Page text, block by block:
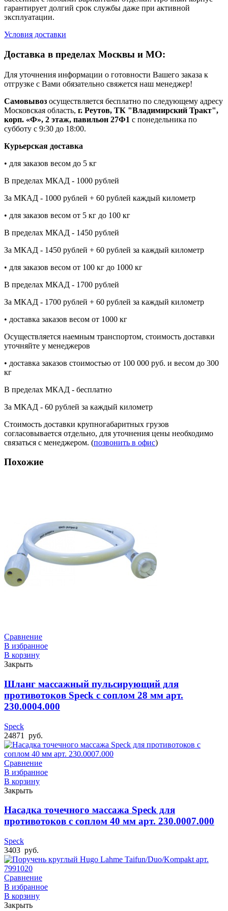
гарантирует долгий срок службы даже при активной
эксплуатации.
Условия доставки
Доставка в пределах Москвы и МО:
Для уточнения информации о готовности Вашего заказа к
отгрузке с Вами обязательно свяжется наш менеджер!
Самовывоз осуществляется бесплатно по следующему адресу
Московская область, г. Реутов, ТК "Владимирский Тракт",
корп. «Ф», 2 этаж, павильон 27Ф1 с понедельника по
субботу с 9:30 до 18:00.
Курьерская доставка
• для заказов весом до 5 кг
В пределах МКАД - 1000 рублей
За МКАД - 1000 рублей + 60 рублей каждый километр
• для заказов весом от 5 кг до 100 кг
В пределах МКАД - 1450 рублей
За МКАД - 1450 рублей + 60 рублей за каждый километр
• для заказов весом от 100 кг до 1000 кг
В пределах МКАД - 1700 рублей
За МКАД - 1700 рублей + 60 рублей за каждый километр
• доставка заказов весом от 1000 кг
Осуществляется наемным транспортом, стоимость доставки
уточняйте у менеджеров
• доставка заказов стоимостью от 100 000 руб. и весом до 300
кг
В пределах МКАД - бесплатно
За МКАД - 60 рублей за каждый километр
Стоимость доставки крупногабаритных грузов
согласовывается отдельно, для уточнения цены необходимо
связаться с менеджером. (позвонить в офис)
Похожие
Сравнение
В избранное
В корзину
Закрыть
Шланг массажный пульсирующий для
противотоков Speck с соплом 28 мм арт.
230.0004.000
Speck
24871
руб.
Сравнение
В избранное
В корзину
Закрыть
Насадка точечного массажа Speck для
противотоков с соплом 40 мм арт. 230.0007.000
Speck
3403 руб.
Сравнение
В избранное
В корзину
Закрыть